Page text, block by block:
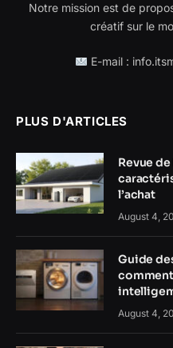
Notre mission est de
créatif sur le
E-mail :
PLUS D'ARTICLES
Revue
l’achat
August 4,
Guide
August 4,